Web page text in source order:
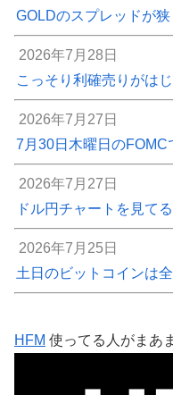
GOLDのスプレッドが
2026年7月28日
こっそり利確売りがは
2026年7月27日
7月30日木曜日のFOMC
2026年7月27日
ドル円チャートを見て
2026年7月25日
土日のビットコインは
HFM 使ってる人がまあ